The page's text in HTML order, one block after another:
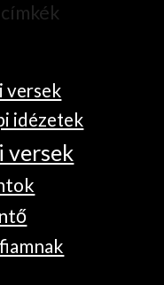
versek
idézetek
versek